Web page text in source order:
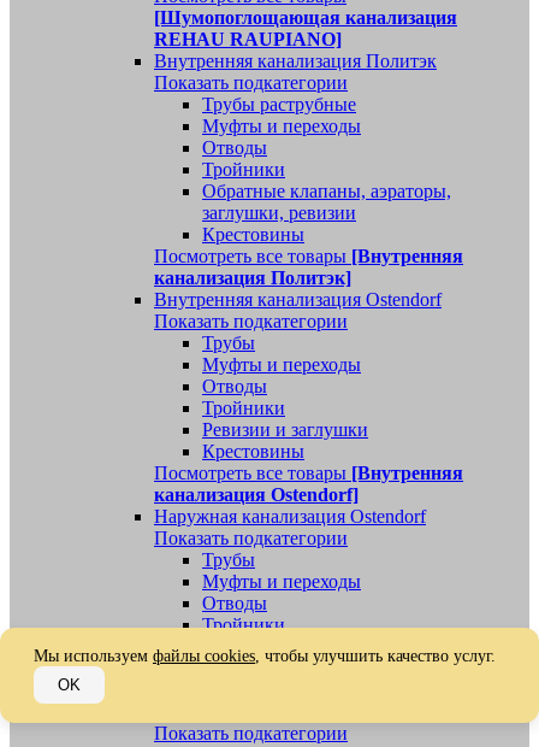
[Шумопоглощающая канализация
REHAU RAUPIANO]
Внутренняя канализация Политэк
Показать подкатегории
Трубы раструбные
Муфты и переходы
Отводы
Тройники
Обратные клапаны, аэраторы,
заглушки, ревизии
Крестовины
Посмотреть все товары [Внутренняя
канализация Политэк]
Внутренняя канализация Ostendorf
Показать подкатегории
Трубы
Муфты и переходы
Отводы
Тройники
Ревизии и заглушки
Крестовины
Посмотреть все товары [Внутренняя
канализация Ostendorf]
Наружная канализация Ostendorf
Показать подкатегории
Трубы
Муфты и переходы
Отводы
Тройники
Ревизии, заглушки, обратные клапаны
Посмотреть все товары[Наружная
Показать подкатегории
Мы используем файлы cookies, чтобы улучшить качество услуг.
OK